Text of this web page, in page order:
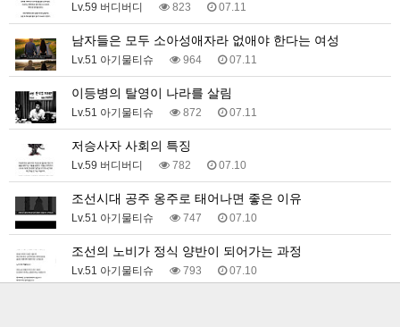
Lv.59 버디버디 823 07.11
남자들은 모두 소아성애자라 없애야 한다는 여성
Lv.51 아기물티슈 964 07.11
이등병의 탈영이 나라를 살림
Lv.51 아기물티슈 872 07.11
저승사자 사회의 특징
Lv.59 버디버디 782 07.10
조선시대 공주 옹주로 태어나면 좋은 이유
Lv.51 아기물티슈 747 07.10
조선의 노비가 정식 양반이 되어가는 과정
Lv.51 아기물티슈 793 07.10